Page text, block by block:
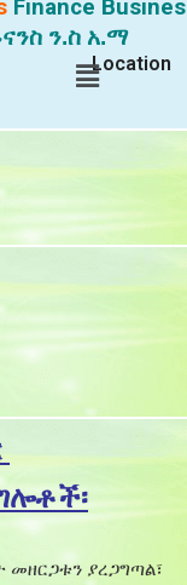
Finance
ን.ስ አ.ማ
Location
ያረጋግጣል፣